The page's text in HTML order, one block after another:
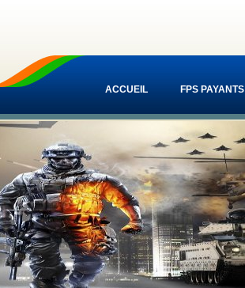
ACCUEIL FPS PAYANTS